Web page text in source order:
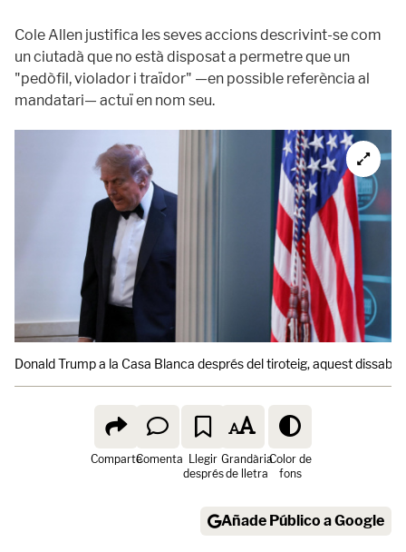
Cole Allen justifica les seves accions descrivint-se com
un ciutadà que no està disposat a permetre que un
"pedòfil, violador i traïdor" —en possible referència al
mandatari— actuï en nom seu.
Donald Trump a la Casa Blanca després del tiroteig, aquest dissabte.
ComparteComenta Llegir
després
Grandària
de lletra
Color de
fons
Añade Público a Google